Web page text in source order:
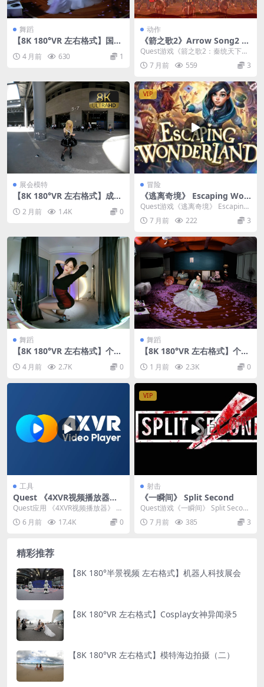
舞蹈
【8K 180°VR 左右格式】国风
4 月前 630 1
动作
《箭之歌2》Arrow Song2 v4
0.40
Quest游戏《箭之歌2：秦统天下》
是一款能让你亲身走进战国历史烽
烟的VR动作游...
7 月前 559 3
展会模特
【8K 180°VR 左右格式】成都
2 月前 1.4K 0
VIP
冒险
《逃离奇境》 Escaping Won
derland v1.0.1.1347.1347
Quest游戏《逃离奇境》 Escaping
Wonderland 是一款备受好...
7 月前 222 3
舞蹈
【8K 180°VR 左右格式】个人
4 月前 2.7K 0
舞蹈
【8K 180°VR 左右格式】个人
1 月前 2.3K 0
工具
Quest 《4XVR视频播放器》
4XVR Video Player
Quest应用 《4XVR视频播放器》 4
XVR Video Player 专为...
6 月前 17.4K 0
VIP
射击
《一瞬间》 Split Second
Quest游戏《一瞬间》 Split Second
是一款即将到来的VR战术射击...
7 月前 385 3
精彩推荐
【8K 180°半景视频 左右格式】机器人科技展会
【8K 180°VR 左右格式】Cosplay女神异闻录5
【8K 180°VR 左右格式】模特海边拍摄（二）